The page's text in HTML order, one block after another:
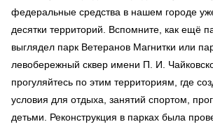
федеральные средства в нашем городе
десятки территорий. Вспомните, как ещё
выглядел парк Ветеранов Магнитки или
левобережный сквер имени П. И.
прогуляйтесь по этим территориям, где
условия для отдыха, занятий спортом,
детьми. Реконструкция в парках была